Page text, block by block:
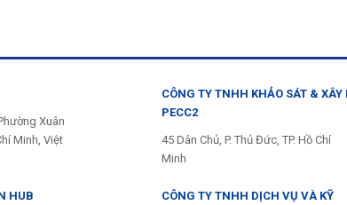
Xuân
Minh, Việt
HUB
CÔNG TY TNHH KHẢO SÁT & XÂY
PECC2
45 Dân Chủ, P. Thủ Đức, TP. Hồ Chí
Minh
CÔNG TY TNHH DỊCH VỤ VÀ KỸ